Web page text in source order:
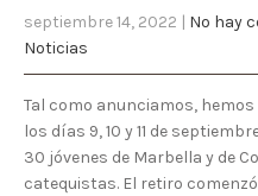
septiembre 14, 2022 | No hay
Noticias
Tal como anunciamos,
los días 9, 10 y 11 de
30 jóvenes de Marbella y de
catequistas. El retiro